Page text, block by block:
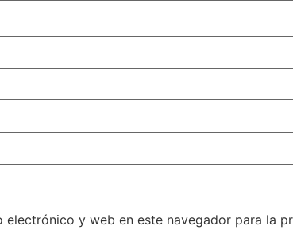
electrónico y web en este navegador para la